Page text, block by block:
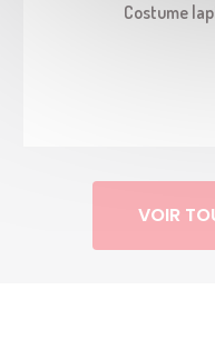
Costume
VOIR